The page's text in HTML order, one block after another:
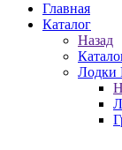
Главная
Каталог
Назад